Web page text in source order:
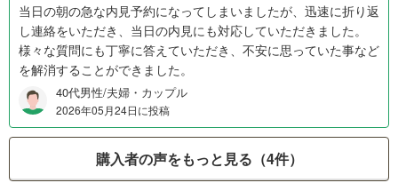
当日の朝の急な内見予約になってしまいましたが、迅速に折り返
し連絡をいただき、当日の内見にも対応していただきました。
様々な質問にも丁寧に答えていただき、不安に思っていた事など
を解消することができました。
40代男性/夫婦・カップル
2026年05月24日に投稿
購入者の声をもっと見る（4件）